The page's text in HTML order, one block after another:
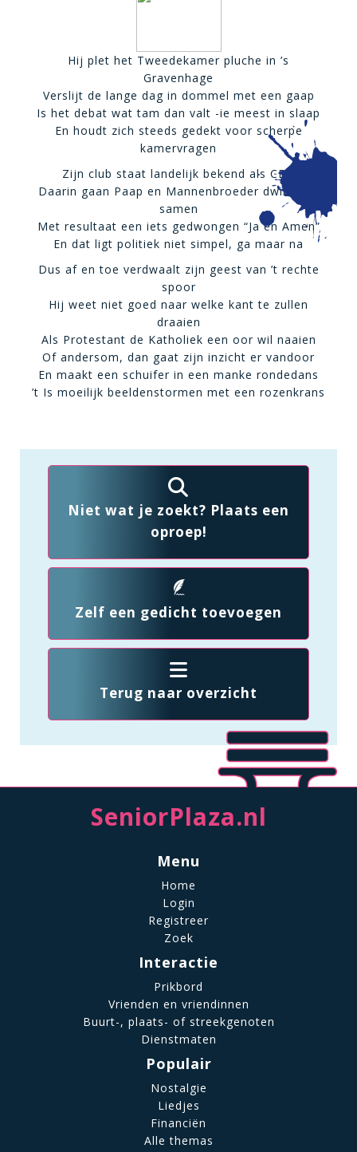
Hij plet het Tweedekamer pluche in ’s
Gravenhage
Verslijt de lange dag in dommel met een gaap
Is het debat wat tam dan valt -ie meest in slaap
En houdt zich steeds gedekt voor scherpe
kamervragen
Zijn club staat landelijk bekend als CDA
Daarin gaan Paap en Mannenbroeder dwingend
samen
Met resultaat een iets gedwongen “Ja en Amen”
En dat ligt politiek niet simpel, ga maar na
Dus af en toe verdwaalt zijn geest van ’t rechte
spoor
Hij weet niet goed naar welke kant te zullen
draaien
Als Protestant de Katholiek een oor wil naaien
Of andersom, dan gaat zijn inzicht er vandoor
En maakt een schuifer in een manke rondedans
’t Is moeilijk beeldenstormen met een rozenkrans
Niet wat je zoekt? Plaats een
oproep!
Zelf een gedicht toevoegen
Terug naar overzicht
SeniorPlaza.nl
Menu
Home
Login
Registreer
Zoek
Interactie
Prikbord
Vrienden en vriendinnen
Buurt-, plaats- of streekgenoten
Dienstmaten
Populair
Nostalgie
Liedjes
Financiën
Alle themas